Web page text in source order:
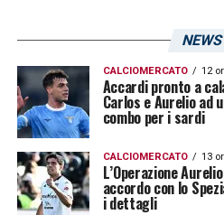
LA PLAYLIST DELLE
NEWS
CALCIOMERCATO 12
Accardi pronto a
Carlos e Aurelio ad
combo per i sardi
CALCIOMERCATO 13
L’Operazione
accordo con lo
i dettagli